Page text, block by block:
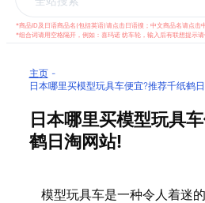
*商品ID及日语商品名(包括英语)请点击日语搜；中文商品名请点击中
*组合词请用空格隔开，例如：喜玛诺 纺车轮，输入后有联想提示请
主页
日本哪里买模型玩具车便宜?推荐千纸鹤
日本哪里买模型玩具
鹤日淘网站!
模型玩具车是一种令人着迷